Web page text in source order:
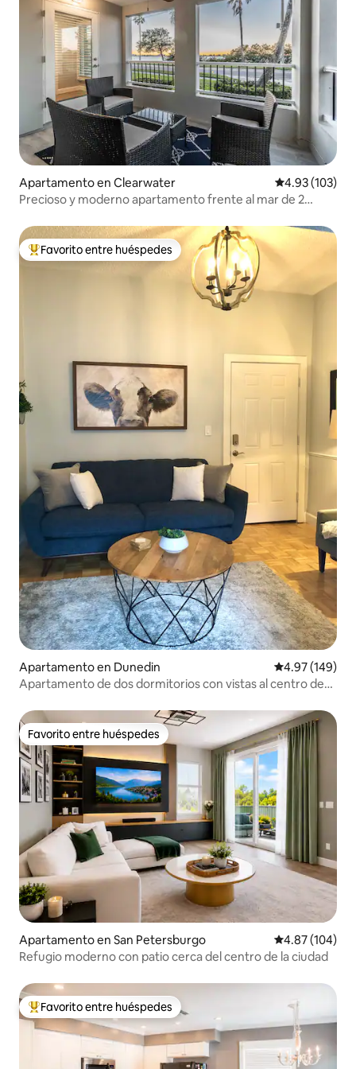
Apartamento en Clearwater Calificación
4.93 (103)
Precioso y moderno apartamento frente al mar de 2
Favorito entre huéspedes preferido
Favorito entre huéspedes
Apartamento en Dunedin Calificación
4.97 (149)
Apartamento de dos dormitorios con vistas al centro de
Favorito entre huéspedes
Favorito entre huéspedes
Apartamento en San Petersburgo Calificación
4.87 (104)
Refugio moderno con patio cerca del centro de la ciudad
Favorito entre huéspedes preferido
Favorito entre huéspedes